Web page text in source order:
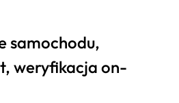
samochodu,
weryfikacja on-